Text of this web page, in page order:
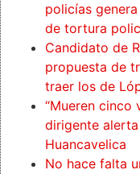
policías
de tortura
Candidato de
propuesta de
traer los de
“Mueren cinco
dirigente
Huancavelica
No hace falta